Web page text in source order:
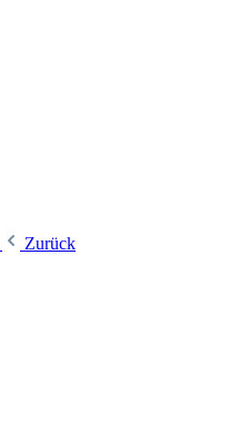
Zurück